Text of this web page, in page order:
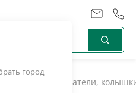
город
Кустодержатели,